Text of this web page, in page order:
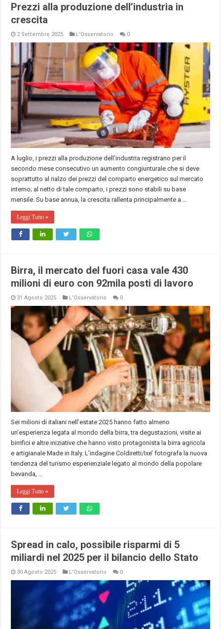
Prezzi alla produzione dell’industria in
crescita
2 Settembre 2025 L'Osservatorio 0
A luglio, i prezzi alla produzione dell’industria registrano per il
secondo mese consecutivo un aumento congiunturale che si deve
soprattutto al rialzo dei prezzi del comparto energetico sul mercato
interno; al netto di tale comparto, i prezzi sono stabili su base
mensile. Su base annua, la crescita rallenta principalmente a …
Leggi Tutto »
Birra, il mercato del fuori casa vale 430
milioni di euro con 92mila posti di lavoro
31 Agosto 2025 L'Osservatorio 0
Sei milioni di italiani nell’estate 2025 hanno fatto almeno
un’esperienza legata al mondo della birra, tra degustazioni, visite ai
birrifici e altre iniziative che hanno visto protagonista la birra agricola
e artigianale Made in Italy. L’indagine Coldiretti/Ixe’ fotografa la nuova
tendenza del turismo esperienziale legato al mondo della popolare
bevanda, …
Leggi Tutto »
Spread in calo, possibile risparmi di 5
miliardi nel 2025 per il bilancio dello Stato
30 Agosto 2025 L'Osservatorio 0